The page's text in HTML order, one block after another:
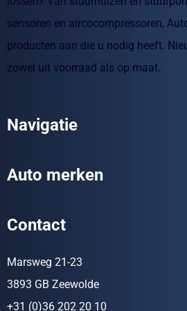
sensoren en aircocompressoren,
producten aan die u nodig heeft.
zowel uit voorraad als op maat.
Navigatie
Auto merken
Contact
Marsweg 21-23
3893 GB Zeewolde
+31 (0)36 202 20 10